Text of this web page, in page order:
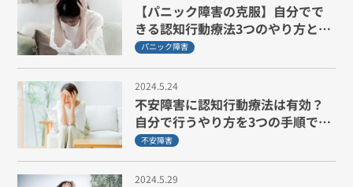
【パニック障害の克服】自分でで
きる認知行動療法3つのやり方と注
意点
パニック障害
2024.5.24
不安障害に認知行動療法は有効？
自分で行うやり方を3つの手順で説
明！
不安障害
2024.5.29